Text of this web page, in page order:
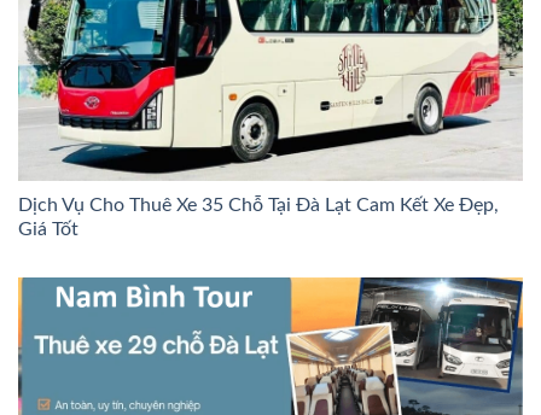
Dịch Vụ Cho Thuê Xe 35 Chỗ Tại Đà Lạt Cam Kết Xe Đẹp,
Giá Tốt